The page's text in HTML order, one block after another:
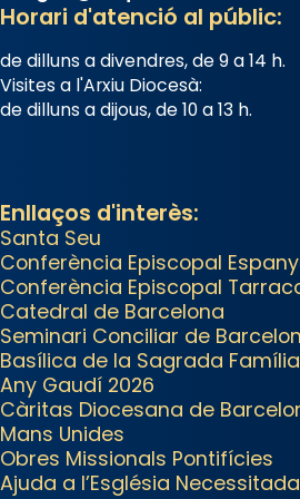
tingut lloc la missa
gràcies en
organitzador de la
apostòlica del
L’arquebisbe de
cardenal Joan
presidit la missa i
concelebrat el
Barcelona, Mons.
📸 Dr. G. Simón
Photo
View on Facebook
Horari d'atenció al públic:
de dilluns a divendres, de 9 a 14 h.
Visites a l'Arxiu Diocesà:
de dilluns a dijous, de 10 a 13 h.
Enllaços d'interès:
Santa Seu
Conferència Episcopal
Conferència Episcopal
Catedral de Barcelona
Seminari Conciliar de
Basílica de la Sagrada Família
Any Gaudí 2026
Càritas Diocesana de
Mans Unides
Obres Missionals Pontifícies
Ajuda a l’Església Necessitada